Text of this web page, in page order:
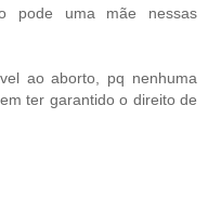
pode uma mãe nessas
ao aborto, pq nenhuma
ter garantido o direito de